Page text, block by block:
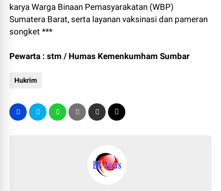
karya Warga Binaan Pemasyarakatan (WBP)
Sumatera Barat, serta layanan vaksinasi dan pameran
songket ***
Pewarta : stm / Humas Kemenkumham Sumbar
Hukrim